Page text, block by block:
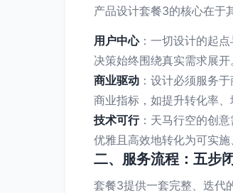
产品设计套餐3的核心在于
用户中心：一切设计的起
决策始终围绕真实需求展开
商业驱动 ：设计必须服务
商业指标，如提升转化率、
技术可行：天马行空的创
优雅且高效地转化为可实施
二、服务流程：五步
套餐3提供一套完整、迭代